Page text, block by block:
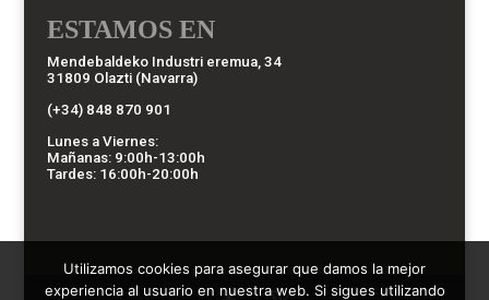
ESTAMOS EN
Mendebaldeko Industri eremua, 34
31809 Olazti (Navarra)
(+34) 848 870 901
Lunes a Viernes:
Mañanas: 9:00h-13:00h
Tardes: 16:00h-20:00h
Utilizamos cookies para asegurar que damos la mejor
experiencia al usuario en nuestra web. Si sigues utilizando